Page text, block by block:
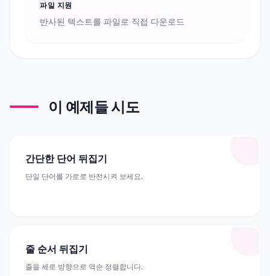
파일 지원
반사된 텍스트를 파일로 직접 다운로드
이 예제들 시도
간단한 단어 뒤집기
단일 단어를 가로로 반전시켜 보세요.
줄 순서 뒤집기
줄을 세로 방향으로 역순 정렬합니다.